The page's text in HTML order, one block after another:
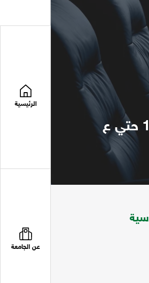
الرئيسية
عن الجامعة
مجلة المستقبل العربي تتضمن مواضعات في مجال العلوم السياسية ابتدا من ع7-1979 حتي ع